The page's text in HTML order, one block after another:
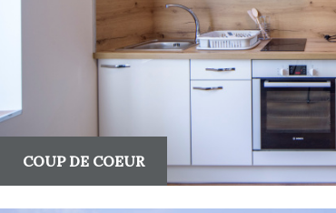
COUP DE COEUR